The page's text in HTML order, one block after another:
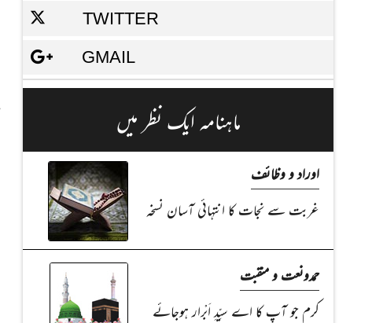
TWITTER
GMAIL
ماہنامہ ایک نظر میں
اوراد و وظائف
غربت سے نجات کا انتہائی آسان نسخہ
حمدونعت و منقبت
کرم جو آپ کا اے سیِّدِ اَبْرار ہوجائے